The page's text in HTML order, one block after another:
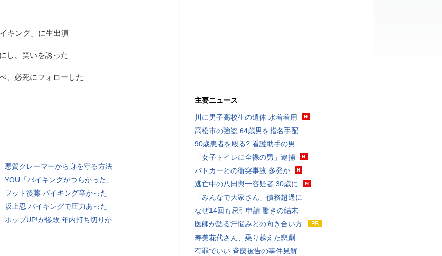
キング」に生出演
し、笑いを誘った
、必死にフォローした
悪質クレーマーから身を守る方法
YOU「バイキングがつらかった」
フット後藤 バイキング辛かった
坂上忍 バイキングで圧力あった
ポップUP!が惨敗 年内打ち切りか
主要ニュース
川に男子高校生の遺体 水着着用
高松市の強盗 64歳男を指名手配
90歳患者を殴る? 看護助手の男
「女子トイレに全裸の男」逮捕
パトカーとの衝突事故 多発か
逃亡中の八田與一容疑者 30歳に
「みんなで大家さん」債務超過に
なぜ14回も忌引申請 驚きの結末
医師が語る汗悩みとの向き合い方
寿美花代さん、乗り越えた悲劇
有罪でいい 斉藤被告の事件見解